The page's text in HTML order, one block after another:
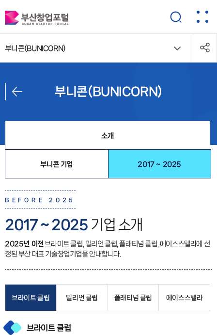
부니콘(BUNICORN)
부니콘(BUNICORN)
소개
부니콘 기업 2017 ~ 2025
BEFORE 2025
2017 ~ 2025 기업 소개
2025년 이전 브라이트 클럽, 밀리언 클럽, 플래티넘 클럽, 에이스스텔라에 선
정된 부산 대표 기술창업기업을 안내합니다.
브라이트 클럽 밀리언 클럽 플래티넘 클럽 에이스스텔라
브라이트 클럽